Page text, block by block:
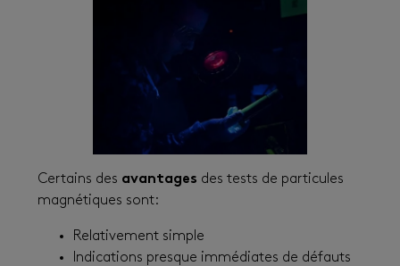
Certains des avantages des tests de particules
magnétiques sont:
Relativement simple
Indications presque immédiates de défauts